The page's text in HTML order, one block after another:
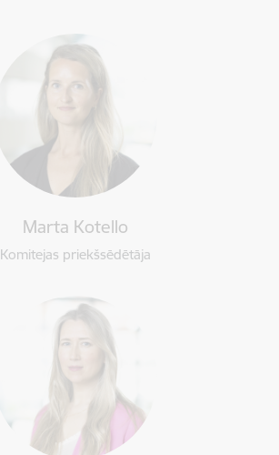
Marta Kotello
Komitejas priekšsēdētāja